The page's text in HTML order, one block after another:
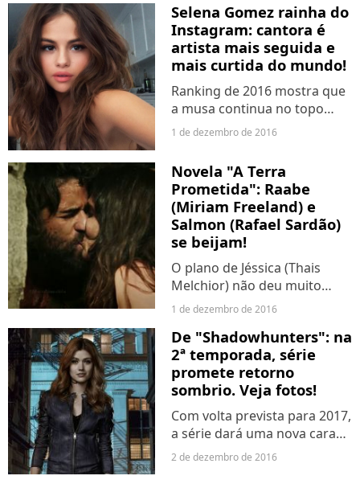
Selena Gomez rainha do
Instagram: cantora é
artista mais seguida e
mais curtida do mundo!
Ranking de 2016 mostra que
a musa continua no topo
mesmo depois de ficar
Arrasou!
1 de dezembro de 2016
Novela "A Terra
Prometida": Raabe
(Miriam Freeland) e
Salmon (Rafael Sardão)
se beijam!
O plano de Jéssica (Thais
Melchior) não deu muito
certo e acabou juntando
1 de dezembro de 2016
De "Shadowhunters": na
2ª temporada, série
promete retorno
sombrio. Veja fotos!
Com volta prevista para 2017,
a série dará uma nova cara
aos personagens!
2 de dezembro de 2016